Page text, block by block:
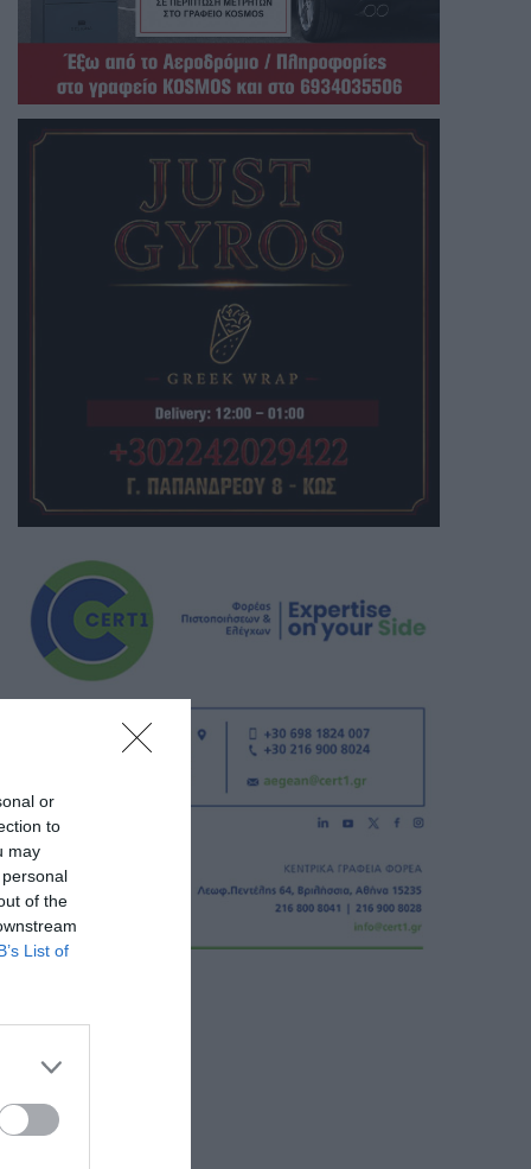
or
to
may
of the
List of